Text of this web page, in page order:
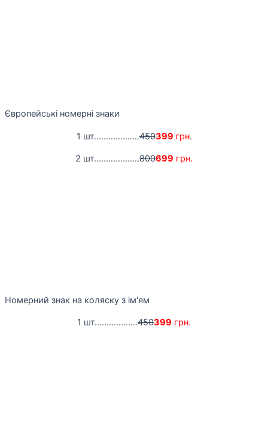
Європейські номерні знаки
1 шт...................450399 грн.
2 шт...................800699 грн.
Номерний знак на коляску з ім'ям
1 шт..................450399 грн.